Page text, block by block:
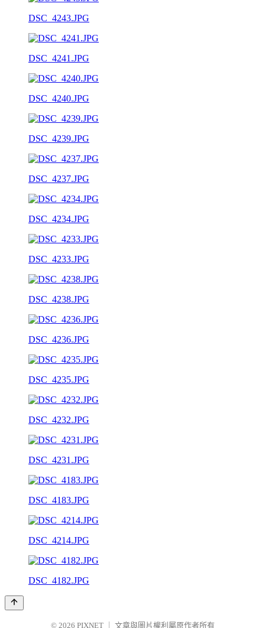
DSC_4243.JPG
DSC_4241.JPG
DSC_4240.JPG
DSC_4239.JPG
DSC_4237.JPG
DSC_4234.JPG
DSC_4233.JPG
DSC_4238.JPG
DSC_4236.JPG
DSC_4235.JPG
DSC_4232.JPG
DSC_4231.JPG
DSC_4183.JPG
DSC_4214.JPG
DSC_4182.JPG
© 2026 PIXNET 文章與圖片權利屬原作者所有